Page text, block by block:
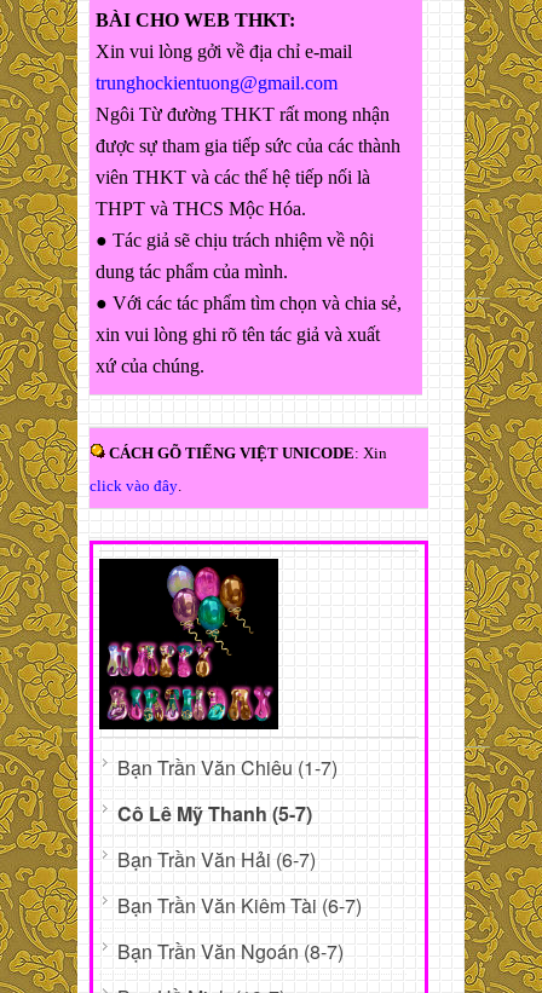
BÀI CHO WEB THKT:
Xin vui lòng gởi về địa chỉ e-mail
trunghockientuong@gmail.com
Ngôi Từ đường THKT rất mong nhận
được sự tham gia tiếp sức của các thành
viên THKT và các thế hệ tiếp nối là
THPT và THCS Mộc Hóa.
● Tác giả sẽ chịu trách nhiệm về nội
dung tác phẩm của mình.
● Với các tác phẩm tìm chọn và chia sẻ,
xin vui lòng ghi rõ tên tác giả và xuất
xứ của chúng.
CÁCH GÕ TIẾNG VIỆT UNICODE: Xin
click vào đây
Bạn Trần Văn Chiêu (1-7)
Cô Lê Mỹ Thanh (5-7)
Bạn Trần Văn Hải (6-7)
Bạn Trần Văn Kiêm Tài (6-7)
Bạn Trần Văn Ngoán (8-7)